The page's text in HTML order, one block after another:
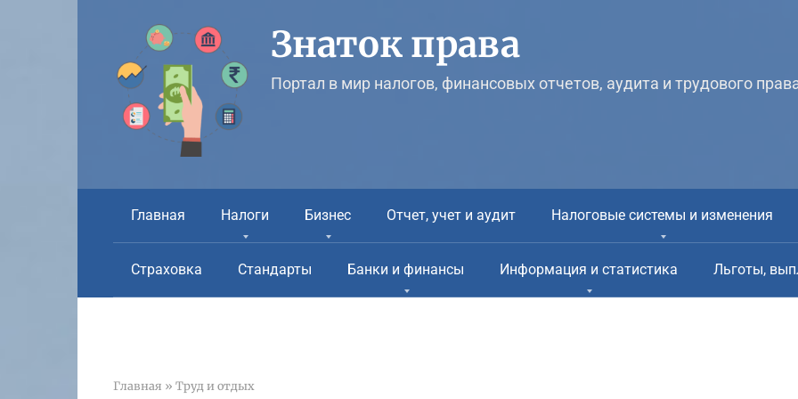
Знаток права
Портал в мир налогов, финансовых отчетов, аудита и трудового
Главная Налоги Бизнес Отчет, учет и аудит Налоговые системы и изменения
Страховка Стандарты Банки и финансы Информация и статистика Льготы,
Главная » Труд и отдых